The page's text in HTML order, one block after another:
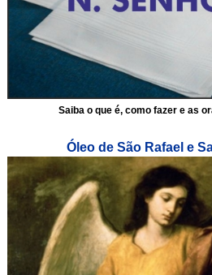
Saiba o que é, como fazer e as
Óleo de São Rafael e